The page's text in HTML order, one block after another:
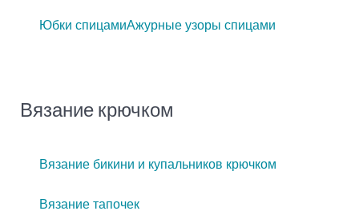
Юбки спицамиАжурные узоры спицами
Вязание крючком
Вязание бикини и купальников крючком
Вязание тапочек